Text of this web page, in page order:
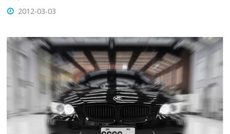
2012-03-03